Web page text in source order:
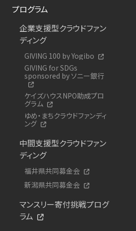
プログラム
企業支援型クラウドファン
ディング
GIVING 100 by Yogibo
GIVING for SDGs
sponsored by ソニー銀行
ケイズハウスNPO助成プロ
グラム
ゆめ・まちクラウドファンディ
ング
中間支援型クラウドファン
ディング
福井県共同募金会
新潟県共同募金会
マンスリー寄付挑戦プログ
ラム